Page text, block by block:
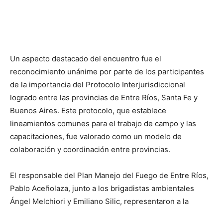
Un aspecto destacado del encuentro fue el
reconocimiento unánime por parte de los participantes
de la importancia del Protocolo Interjurisdiccional
logrado entre las provincias de Entre Ríos, Santa Fe y
Buenos Aires. Este protocolo, que establece
lineamientos comunes para el trabajo de campo y las
capacitaciones, fue valorado como un modelo de
colaboración y coordinación entre provincias.
El responsable del Plan Manejo del Fuego de Entre Ríos,
Pablo Aceñolaza, junto a los brigadistas ambientales
Ángel Melchiori y Emiliano Silic, representaron a la